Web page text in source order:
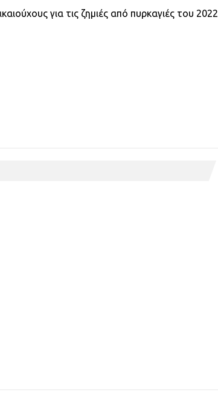
για τις ζημιές από πυρκαγιές του 2022